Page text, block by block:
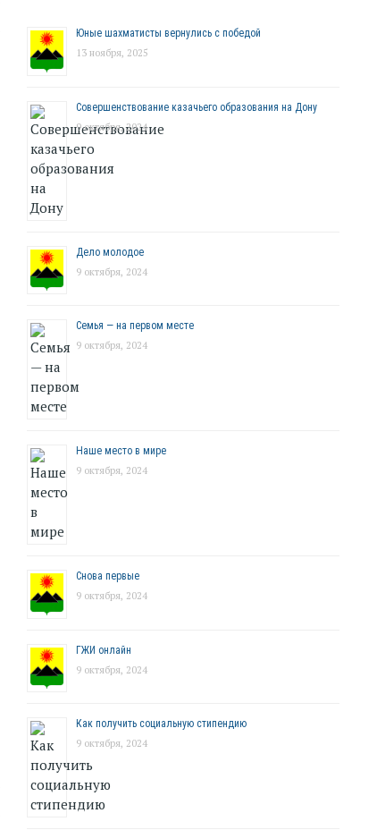
Юные шахматисты вернулись с победой
13 ноября, 2025
Совершенствование казачьего образования на Дону
9 октября, 2024
Дело молодое
9 октября, 2024
Семья — на первом месте
9 октября, 2024
Наше место в мире
9 октября, 2024
Снова первые
9 октября, 2024
ГЖИ онлайн
9 октября, 2024
Как получить социальную стипендию
9 октября, 2024